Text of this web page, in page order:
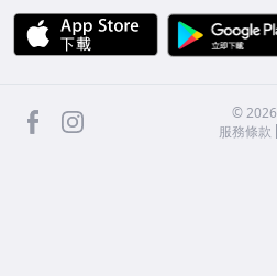
APP Store
facebook ©2026
服務條款